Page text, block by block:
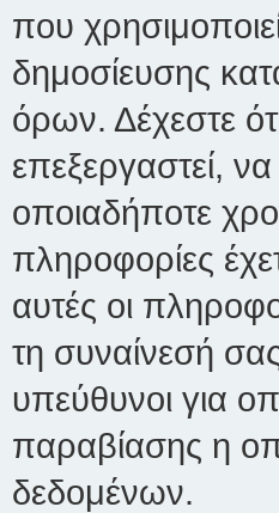
που
δημοσίευσης
όρων. Δέχεστε
επεξεργαστεί,
οποιαδήποτε
πληροφορίες
αυτές οι
τη συναίνεσή
υπεύθυνοι για
παραβίασης η
δεδομένων.